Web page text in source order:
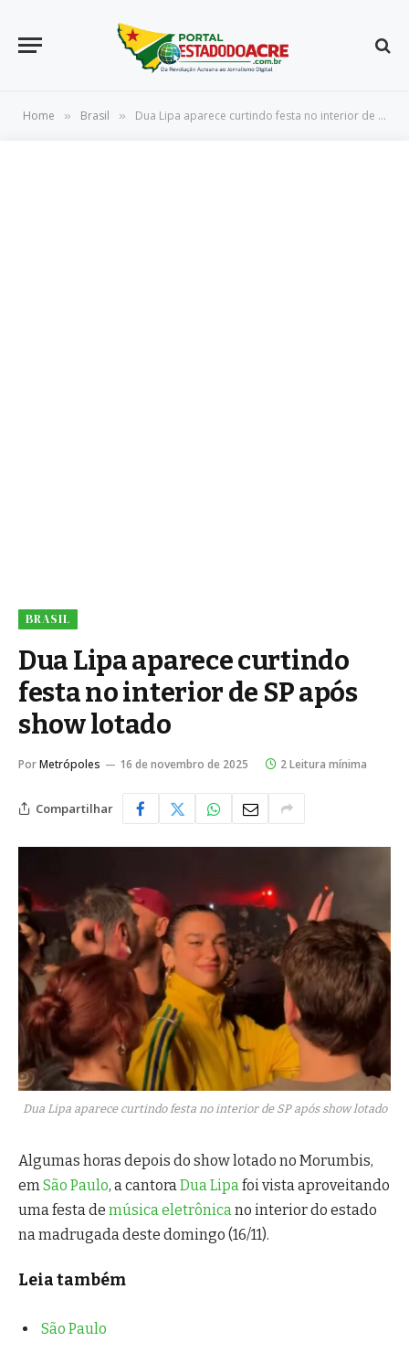
Home » Brasil » Dua Lipa aparece curtindo festa no interior de SP após show lotado
BRASIL
Dua Lipa aparece curtindo
festa no interior de SP após
show lotado
PorMetrópoles 16 de novembro de 2025 2 Leitura mínima
Compartilhar
Dua Lipa aparece curtindo festa no interior de SP após show lotado
Algumas horas depois do show lotado no Morumbis,
emSão Paulo, a cantoraDua Lipafoi vista aproveitando
uma festa de música eletrônicano interior do estado
na madrugada deste domingo (16/11).
Leia também
São Paulo